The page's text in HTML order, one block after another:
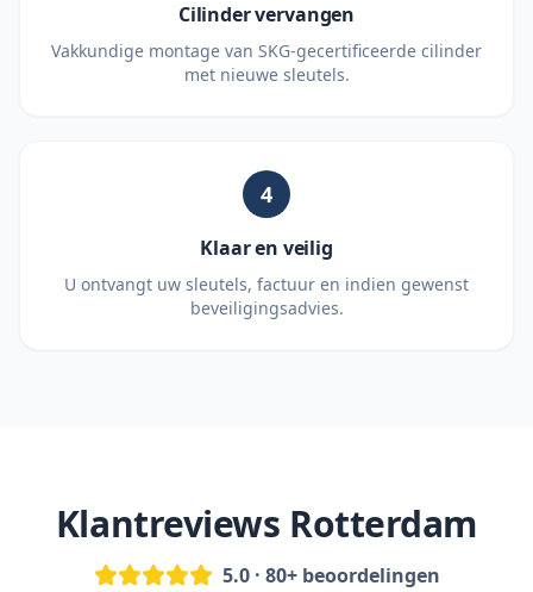
Cilinder vervangen
Vakkundige montage van SKG-gecertificeerde cilinder
met nieuwe sleutels.
4
Klaar en veilig
U ontvangt uw sleutels, factuur en indien gewenst
beveiligingsadvies.
Klantreviews Rotterdam
5.0 · 80+ beoordelingen